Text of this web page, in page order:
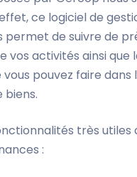
ce logiciel de
permet de suivre de
vos activités ainsi que
pouvez faire dans
biens.
très utiles
: